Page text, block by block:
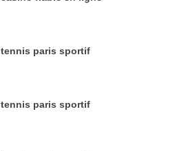
tennis paris sportif
tennis paris sportif